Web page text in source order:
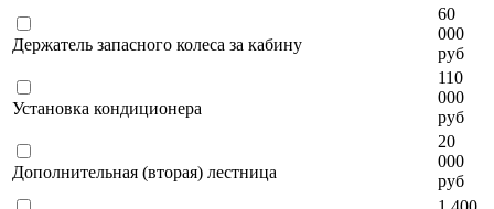
Держатель запасного колеса за кабину
60
000
руб
Установка кондиционера
110
000
руб
Дополнительная (вторая) лестница
20
000
руб